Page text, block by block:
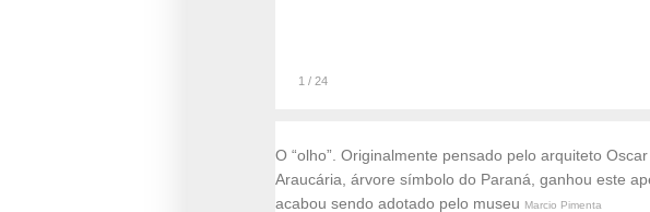
1 / 24
O “olho”. Originalmente pensado pelo arquiteto
Araucária, árvore símbolo do Paraná, ganhou este
acabou sendo adotado pelo museu Marcio Pimenta